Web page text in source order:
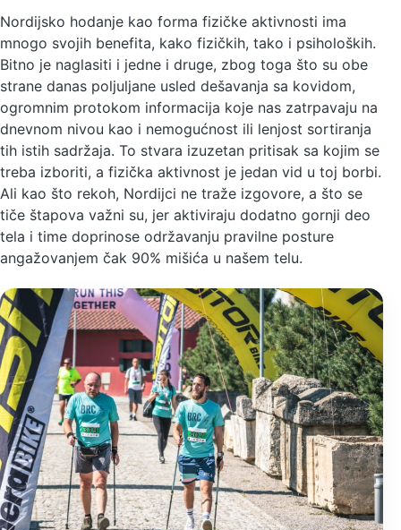
Nordijsko hodanje kao forma fizičke aktivnosti ima
mnogo svojih benefita, kako fizičkih, tako i psiholoških.
Bitno je naglasiti i jedne i druge, zbog toga što su obe
strane danas poljuljane usled dešavanja sa kovidom,
ogromnim protokom informacija koje nas zatrpavaju na
dnevnom nivou kao i nemogućnost ili lenjost sortiranja
tih istih sadržaja. To stvara izuzetan pritisak sa kojim se
treba izboriti, a fizička aktivnost je jedan vid u toj borbi.
Ali kao što rekoh, Nordijci ne traže izgovore, a što se
tiče štapova važni su, jer aktiviraju dodatno gornji deo
tela i time doprinose održavanju pravilne posture
angažovanjem čak 90% mišića u našem telu.